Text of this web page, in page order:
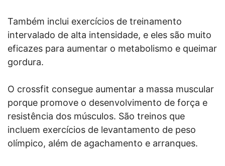
Também inclui exercícios de treinamento
intervalado de alta intensidade, e eles são muito
eficazes para aumentar o metabolismo e queimar
gordura.
O crossfit consegue aumentar a massa muscular
porque promove o desenvolvimento de força e
resistência dos músculos. São treinos que
incluem exercícios de levantamento de peso
olímpico, além de agachamento e arranques.